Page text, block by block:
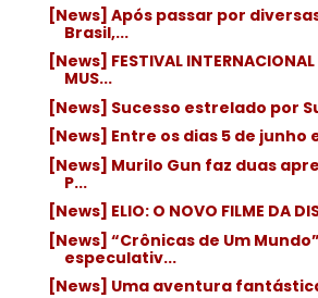
[News] Após passar por
Brasil,...
[News] FESTIVAL
MUS...
[News] Sucesso estrelado por
[News] Entre os dias 5 de junho
[News] Murilo Gun faz duas
P...
[News] ELIO: O NOVO FILME DA
[News] “Crônicas de Um
especulativ...
[News] Uma aventura